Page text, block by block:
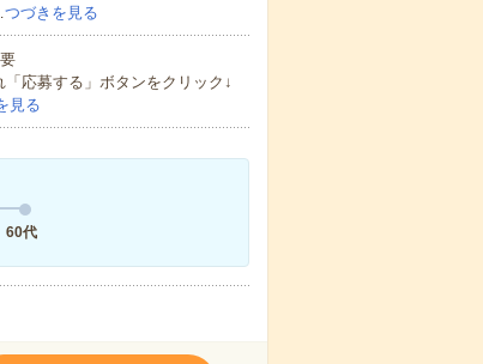
つづきを見る
応募する」ボタンをクリック↓
見る
60代